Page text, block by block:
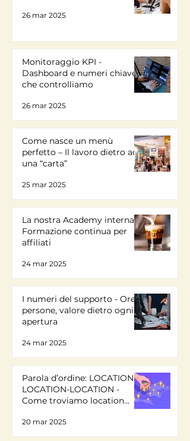
26 mar 2025
Monitoraggio KPI -
Dashboard e numeri chiave
che controlliamo
26 mar 2025
Come nasce un menù
perfetto – Il lavoro dietro ad
una “carta”
25 mar 2025
La nostra Academy interna -
Formazione continua per
affiliati
24 mar 2025
I numeri del supporto - Ore,
persone, valore dietro ogni
apertura
24 mar 2025
Parola d’ordine: LOCATION-
LOCATION-LOCATION -
Come troviamo location
20 mar 2025